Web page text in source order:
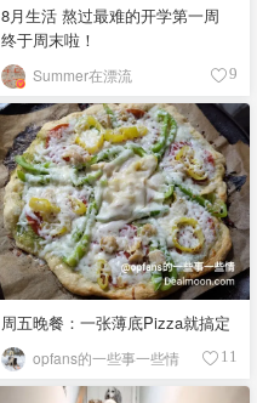
8月生活 熬过最难的开学第一周
终于周末啦！
Summer在漂流 9
周五晚餐：一张薄底Pizza就搞定
opfans的一些事一些情 11